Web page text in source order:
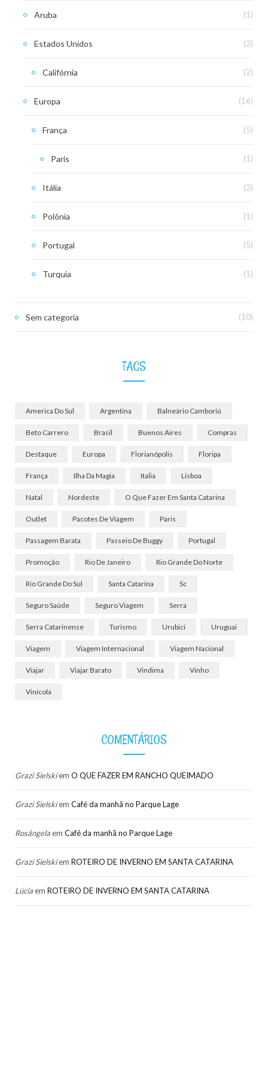
Aruba (1)
Estados Unidos (2)
Califórnia (2)
Europa (16)
França (5)
Paris (1)
Itália (2)
Polônia (1)
Portugal (5)
Turquia (1)
Sem categoria (10)
TAGS
America Do Sul Argentina Balneário Camboriú
Beto Carrero Brasil Buenos Aires Compras
Destaque Europa Florianópolis Floripa
França Ilha Da Magia Italia Lisboa
Natal Nordeste O Que Fazer Em Santa Catarina
Outlet Pacotes De Viagem Paris
Passagem Barata Passeio De Buggy Portugal
Promoção Rio De Janeiro Rio Grande Do Norte
Rio Grande Do Sul Santa Catarina Sc
Seguro Saúde Seguro Viagem Serra
Serra Catarinense Turismo Urubici Uruguai
Viagem Viagem Internacional Viagem Nacional
Viajar Viajar Barato Vindima Vinho
Vinícola
COMENTÁRIOS
Grazi Sielskiem O QUE FAZER EM RANCHO QUEIMADO
Grazi Sielskiem Café da manhã no Parque Lage
Rosângelaem Café da manhã no Parque Lage
Grazi Sielskiem ROTEIRO DE INVERNO EM SANTA CATARINA
Lúciaem ROTEIRO DE INVERNO EM SANTA CATARINA